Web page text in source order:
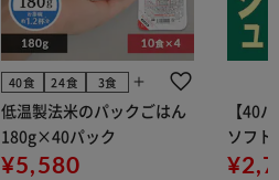
40食 24食 3食 add
低温製法米のパックごはん
180g×40パック
¥5,580
【40
ソフ
組) 5